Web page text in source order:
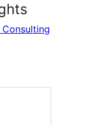
Consulting